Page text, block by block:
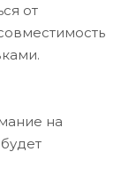
от
на